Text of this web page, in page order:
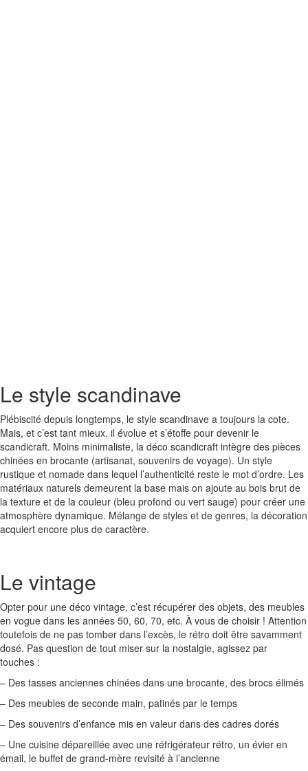
Le style scandinave
Plébiscité depuis longtemps, le style scandinave a toujours la cote.
Mais, et c’est tant mieux, il évolue et s’étoffe pour devenir le
scandicraft. Moins minimaliste, la déco scandicraft intègre des pièces
chinées en brocante (artisanat, souvenirs de voyage). Un style
rustique et nomade dans lequel l’authenticité reste le mot d’ordre. Les
matériaux naturels demeurent la base mais on ajoute au bois brut de
la texture et de la couleur (bleu profond ou vert sauge) pour créer une
atmosphère dynamique. Mélange de styles et de genres, la décoration
acquiert encore plus de caractère.
Le vintage
Opter pour une déco vintage, c’est récupérer des objets, des meubles
en vogue dans les années 50, 60, 70, etc. À vous de choisir ! Attention
toutefois de ne pas tomber dans l’excès, le rétro doit être savamment
dosé. Pas question de tout miser sur la nostalgie, agissez par
touches :
– Des tasses anciennes chinées dans une brocante, des brocs élimés
– Des meubles de seconde main, patinés par le temps
– Des souvenirs d’enfance mis en valeur dans des cadres dorés
– Une cuisine dépareillée avec une réfrigérateur rétro, un évier en
émail, le buffet de grand-mère revisité à l’ancienne